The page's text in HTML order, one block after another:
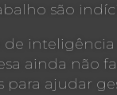
são
ainda não
para ajudar